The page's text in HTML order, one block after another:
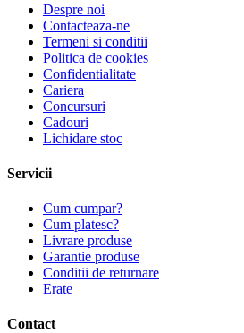
Despre noi
Contacteaza-ne
Termeni si conditii
Politica de cookies
Confidentialitate
Cariera
Concursuri
Cadouri
Lichidare stoc
Servicii
Cum cumpar?
Cum platesc?
Livrare produse
Garantie produse
Conditii de returnare
Erate
Contact